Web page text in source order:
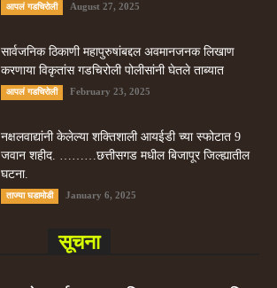
आपलं गडचिरोली August 27, 2025
सार्वजनिक ठिकाणी महापुरुषांबद्दल अवमानजनक लिखाण
करणा­या विकृतांस गडचिरोली पोलीसांनी घेतले ताब्यात
आपलं गडचिरोली February 23, 2025
नक्षलवाद्यांनी केलेल्या शक्तिशाली आयईडी च्या स्फोटात 9
जवान शहीद. ………छत्तीसगड मधील बिजापूर जिल्ह्यातील
घटना.
ताज्या घडामोडी January 6, 2025
सूचना